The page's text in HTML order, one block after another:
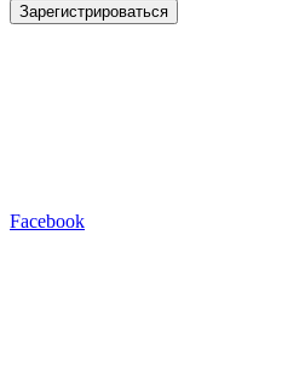
Зарегистрироваться
Facebook